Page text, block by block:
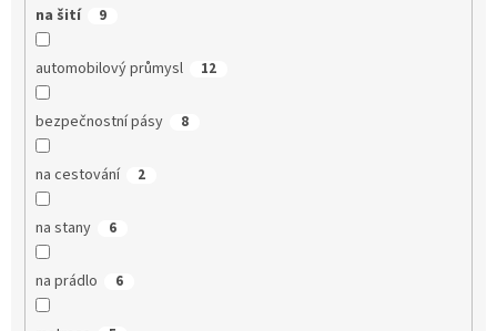
na šití 9
automobilový průmysl 12
bezpečnostní pásy 8
na cestování 2
na stany 6
na prádlo 6